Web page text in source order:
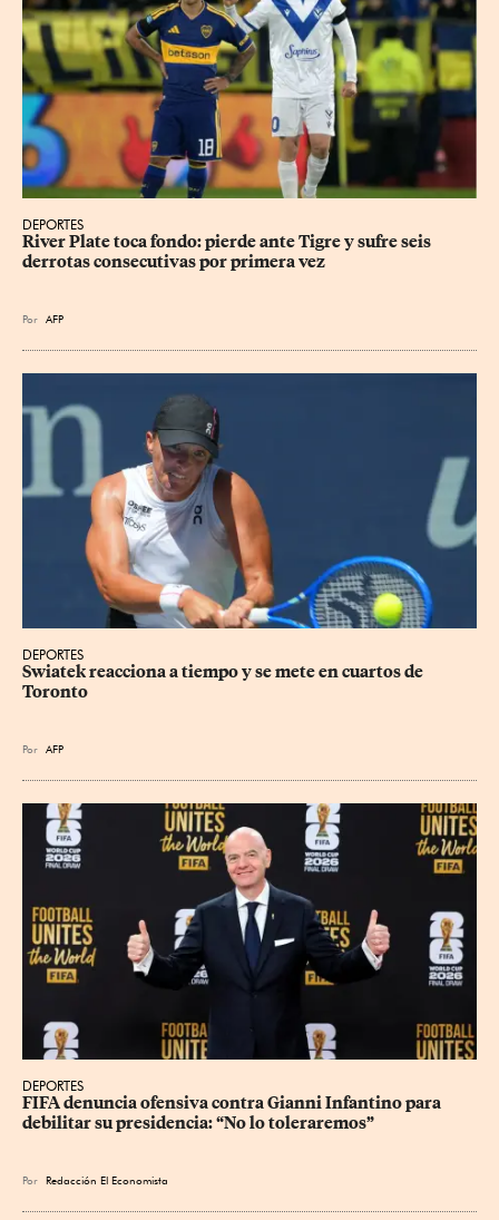
DEPORTES
River Plate toca fondo: pierde ante Tigre y sufre seis
derrotas consecutivas por primera vez
Por AFP
DEPORTES
Swiatek reacciona a tiempo y se mete en cuartos de
Toronto
Por AFP
DEPORTES
FIFA denuncia ofensiva contra Gianni Infantino para
debilitar su presidencia: “No lo toleraremos”
Por Redacción El Economista